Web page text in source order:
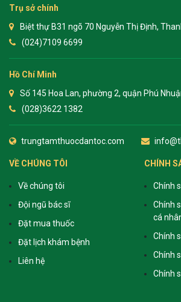
Trụ sở chính
Biệt thự B31 ngõ 70 Nguyễn Thị Định,
(024)7109 6699
Hồ Chí Minh
Số 145 Hoa Lan, phường 2, quận Phú
(028)3622 1382
trungtamthuocdantoc.com
VỀ CHÚNG TÔI
Về chúng tôi
Đội ngũ bác sĩ
Đặt mua thuốc
Đặt lịch khám bệnh
Liên hệ
CHÍNH
Chính
Chính
cá
Chính
Chính
Chính